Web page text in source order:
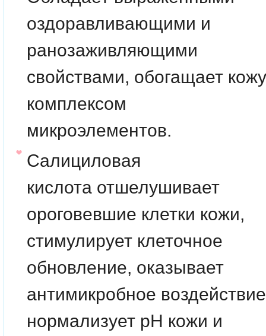
оздоравливающими и
ранозаживляющими
свойствами, обогащает кожу
комплексом
микроэлементов.
Салициловая
кислота отшелушивает
ороговевшие клетки кожи,
стимулирует клеточное
обновление, оказывает
антимикробное
нормализует pH кожи и